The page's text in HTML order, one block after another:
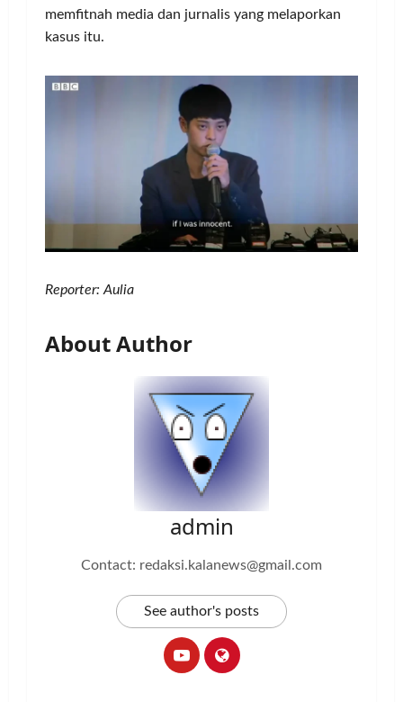
memfitnah media dan jurnalis yang melaporkan
kasus itu.
Reporter: Aulia
About Author
admin
Contact: redaksi.kalanews@gmail.com
See author's posts